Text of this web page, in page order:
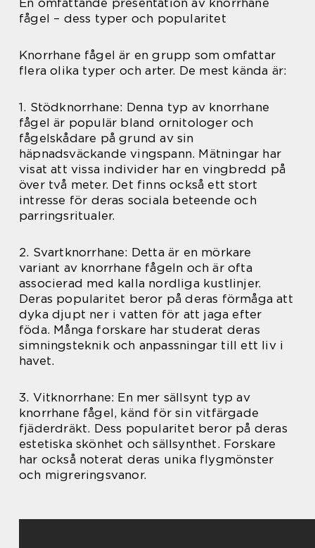
En omfattande presentation av knorrhane
fågel – dess typer och popularitet
Knorrhane fågel är en grupp som omfattar
flera olika typer och arter. De mest kända är:
1. Stödknorrhane: Denna typ av knorrhane
fågel är populär bland ornitologer och
fågelskådare på grund av sin
häpnadsväckande vingspann. Mätningar har
visat att vissa individer har en vingbredd på
över två meter. Det finns också ett stort
intresse för deras sociala beteende och
parringsritualer.
2. Svartknorrhane: Detta är en mörkare
variant av knorrhane fågeln och är ofta
associerad med kalla nordliga kustlinjer.
Deras popularitet beror på deras förmåga att
dyka djupt ner i vatten för att jaga efter
föda. Många forskare har studerat deras
simningsteknik och anpassningar till ett liv i
havet.
3. Vitknorrhane: En mer sällsynt typ av
knorrhane fågel, känd för sin vitfärgade
fjäderdräkt. Dess popularitet beror på deras
estetiska skönhet och sällsynthet. Forskare
har också noterat deras unika flygmönster
och migreringsvanor.